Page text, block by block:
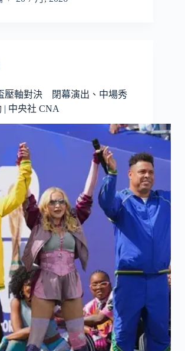
壓軸對決 閉幕演出、中場秀
| 中央社 CNA